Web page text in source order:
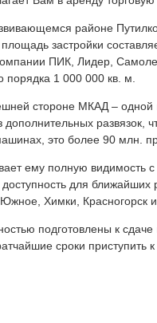
районе
застройки
ПИК, Лидер,
1 000 000 кв. м.
стороне МКАД – одной
развязок,
это более 90 млн.
ему полную видимость
для
Химки, Красногорск
подготовлены к сдаче
сроки приступить